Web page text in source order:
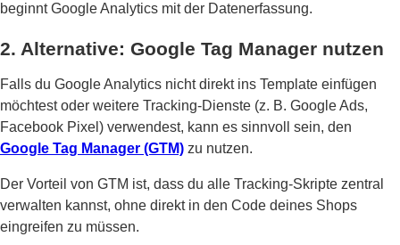
beginnt Google Analytics mit der Datenerfassung.
2. Alternative: Google Tag Manager nutzen
Falls du Google Analytics nicht direkt ins Template einfügen
möchtest oder weitere Tracking-Dienste (z. B. Google Ads,
Facebook Pixel) verwendest, kann es sinnvoll sein, den
Google Tag Manager (GTM) zu nutzen.
Der Vorteil von GTM ist, dass du alle Tracking-Skripte zentral
verwalten kannst, ohne direkt in den Code deines Shops
eingreifen zu müssen.